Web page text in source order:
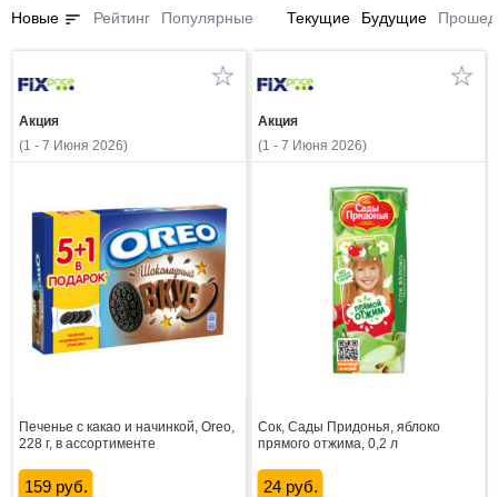
Новые sort Рейтинг Популярные Текущие Будущие
Акция
(1 - 7 Июня 2026)
Печенье с какао и начинкой, Oreo,
228 г, в ассортименте
159 руб.
Акция
(1 - 7 Июня 2026)
Сок, Сады Придонья, яблоко
прямого отжима, 0,2 л
24 руб.